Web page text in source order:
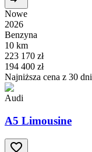
Nowe
2026
Benzyna
10 km
223 170 zł
194 400 zł
Najniższa cena z 30 dni
Audi
A5 Limousine